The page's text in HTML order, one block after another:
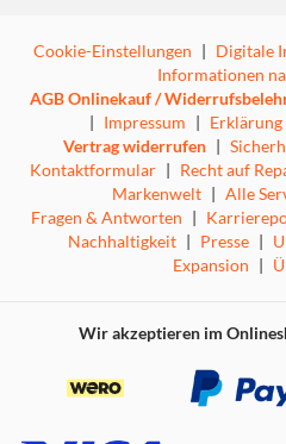
Cookie-Einstellungen | Digitale
Informationen
AGB Onlinekauf /
| Impressum |
Vertrag widerrufen |
Kontaktformular | Recht auf
Markenwelt | Alle
Fragen & Antworten |
Nachhaltigkeit | Presse |
Expansion |
Wir akzeptieren im